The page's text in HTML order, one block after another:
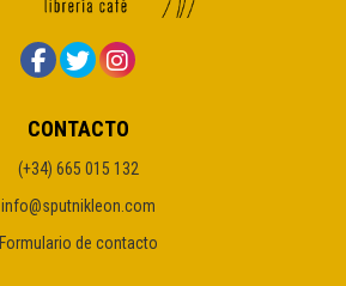
CONTACTO
(+34) 665 015 132
info@sputnikleon.com
Formulario de contacto